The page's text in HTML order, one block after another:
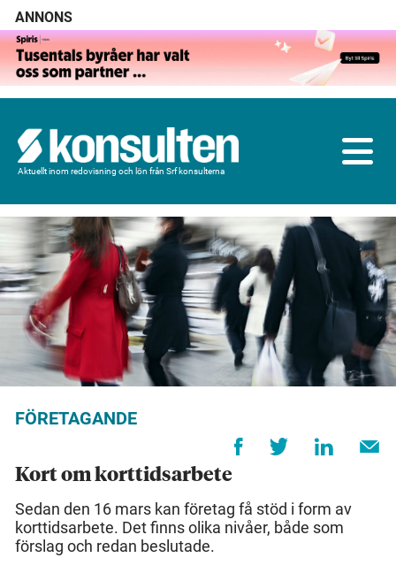
ANNONS
Aktuellt inom redovisning och lön från Srf konsulterna
FÖRETAGANDE
Kort om korttidsarbete
Sedan den 16 mars kan företag få stöd i form av
korttidsarbete. Det finns olika nivåer, både som
förslag och redan beslutade.